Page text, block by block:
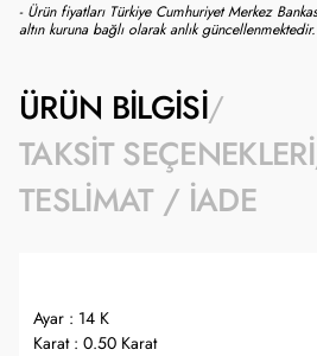
- Ürün fiyatları Türkiye Cumhuriyet Merkez
altın kuruna bağlı olarak anlık güncellenmektedir.
ÜRÜN BILGISI
TAKSIT SEÇENEKLERI
TESLIMAT / İADE
Ayar : 14 K
Karat : 0.50 Karat